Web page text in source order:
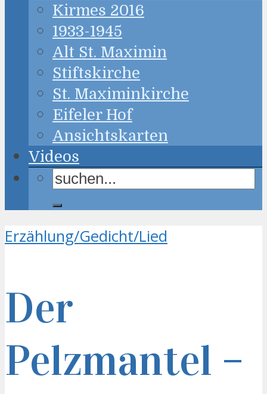
Kirmes 2016
1933-1945
Alt St. Maximin
Stiftskirche
St. Maximinkirche
Eifeler Hof
Ansichtskarten
Videos
Erzählung/Gedicht/Lied
Der
Pelzmantel –